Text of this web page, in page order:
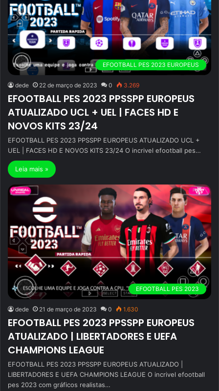
EFOOTBALL PES 2023 EUROPEUS
dede 22 de março de 2023 0 3.269
EFOOTBALL PES 2023 PPSSPP EUROPEUS
ATUALIZADO UCL + UEL | FACES HD E
NOVOS KITS 23/24
EFOOTBALL PES 2023 PPSSPP EUROPEUS ATUALIZADO UCL +
UEL | FACES HD E NOVOS KITS 23/24 O incrivel efootball pes…
Leia mais »
EFOOTBALL PES 2023
dede 21 de março de 2023 0 1.630
EFOOTBALL PES 2023 PPSSPP EUROPEUS
ATUALIZADO | LIBERTADORES E UEFA
CHAMPIONS LEAGUE
EFOOTBALL PES 2023 PPSSPP EUROPEUS ATUALIZADO |
LIBERTADORES E UEFA CHAMPIONS LEAGUE O incrivel efootball
pes 2023 com gráficos realistas…